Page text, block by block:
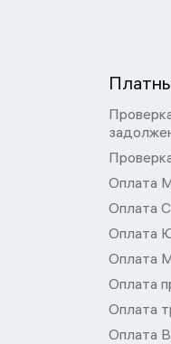
Оплата
Оплата
Оплата
Оплата
Оплата
Оплата
Оплата